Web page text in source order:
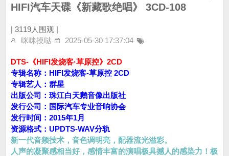
HIFI汽车天碟《新藏歌绝唱》 3CD-108
| 3119人围观 |
咪咪摸哒
2025-05-30 17:37:04
DTS-《HIFI发烧客·草原控》2CD
专辑名称：HIFI发烧客-草原控 2CD
专辑艺人：群星
出版公司：珠江白天鹅音像出版社
发行公司：国际汽车专业音响协会
发行时间：2015年1月
资源格式：UPDTS-WAV分轨
新一代音频技术，音色调明亮，配器流光溢彩。
人声的凝聚感相当好，感情丰富的演唱极具撼人的感染力！极